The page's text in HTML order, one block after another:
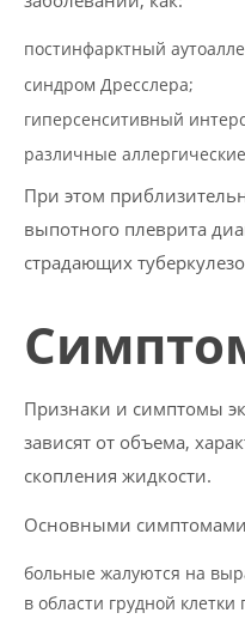
постинфарктный
синдром Дресслера;
гиперсенситивный
различные
При этом
выпотного плеврита
страдающих
Признаки и симптомы
зависят от объема,
скопления жидкости.
Основными симптомами
больные жалуются на
в области грудной